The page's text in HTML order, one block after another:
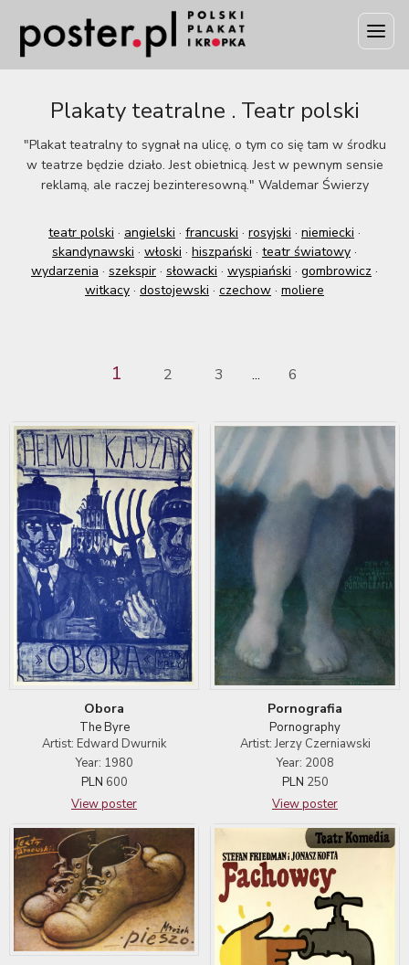
Plakaty teatralne . Teatr polski
"Plakat teatralny to sygnał na ulicę, o tym co się tam w środku
w teatrze będzie działo. Jest obietnicą. Jest w pewnym sensie
reklamą, ale raczej bezinteresowną." Waldemar Świerzy
teatr polski · angielski · francuski · rosyjski · niemiecki ·
skandynawski · włoski · hiszpański · teatr światowy ·
wydarzenia · szekspir · słowacki · wyspiański · gombrowicz ·
witkacy · dostojewski · czechow · moliere
1 2 3 ... 6
Obora
The Byre
Artist: Edward Dwurnik
Year: 1980
PLN 600
View poster
Pornografia
Pornography
Artist: Jerzy Czerniawski
Year: 2008
PLN 250
View poster